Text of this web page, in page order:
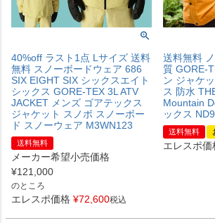
40%off ラスト1点 Lサイズ 送料
無料 スノーボードウェア 686
SIX EIGHT SIX シックスエイト
シックス GORE-TEX 3L ATV
JACKET メンズ ゴアテックス
ジャケット スノボ スノーボー
ド スノーウェア M3WN123
送料無料
メーカー希望小売価格
¥121,000
のところ
エレスポ価格 ¥72,600税込
送料無料
質 GORE-
ン ジャケ
ス 防水
Mountain
ックス
送料無料
エレスポ価